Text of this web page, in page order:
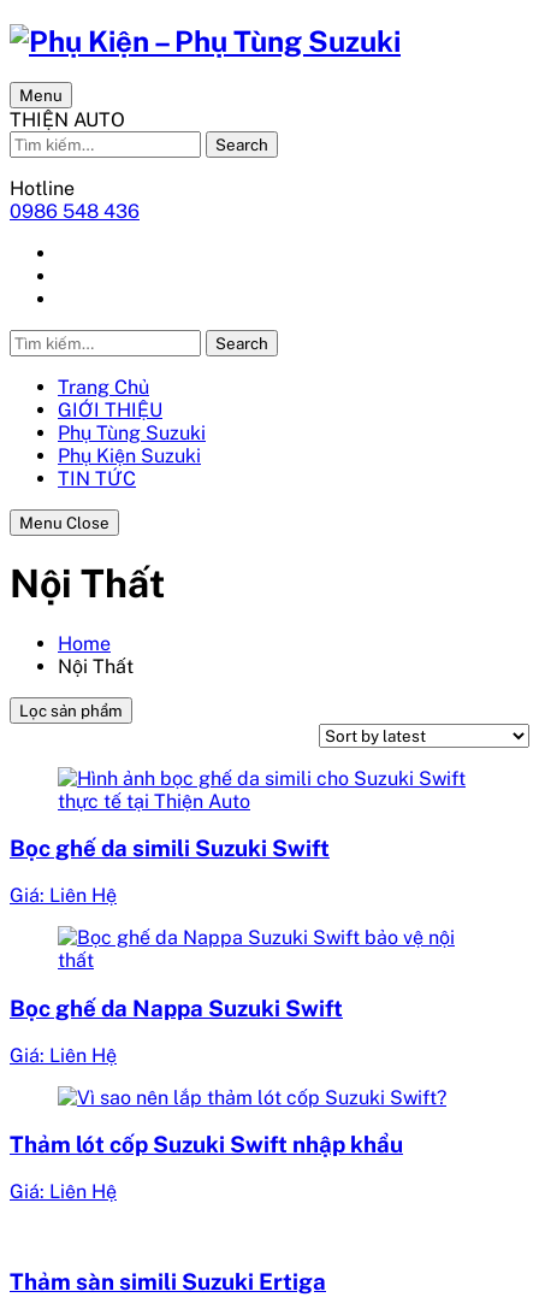
Menu
THIỆN AUTO
Search
Hotline
0986 548 436
Search
Trang Chủ
GIỚI THIỆU
Phụ Tùng Suzuki
Phụ Kiện Suzuki
TIN TỨC
Menu Close
Nội Thất
Home
Nội Thất
Lọc sản phẩm
Bọc ghế da simili Suzuki Swift
Giá: Liên Hệ
Bọc ghế da Nappa Suzuki Swift
Giá: Liên Hệ
Thảm lót cốp Suzuki Swift nhập khẩu
Giá: Liên Hệ
Thảm sàn simili Suzuki Ertiga